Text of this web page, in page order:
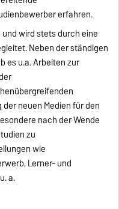
erfahren.
wird stets durch eine
Neben der ständigen
es u.a. Arbeiten zur
neuen Medien für den
nach der Wende
zu
wie
Lerner- und
a.